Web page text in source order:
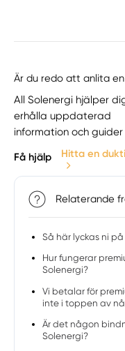
Är du redo att anlita
All Solenergi hjälper
erhålla uppdaterad
information och
Få hjälp Hitta en
Relaterande
Så här lyckas ni
Hur fungerar
Solenergi?
Vi betalar för
inte i toppen av
Är det någon
Solenergi?